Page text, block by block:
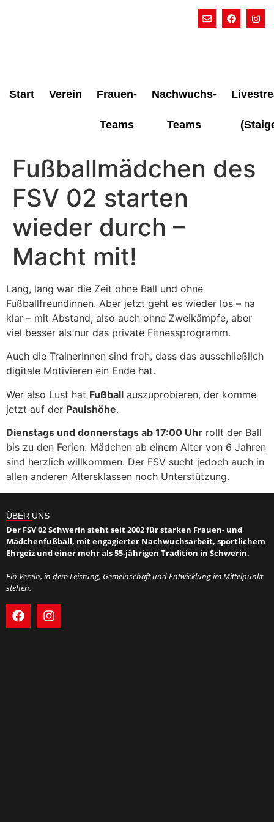
Start Verein Frauen-
Teams
Nachwuchs-
Teams
Fußballmädchen des
FSV 02 starten
wieder durch –
Macht mit!
Lang, lang war die Zeit ohne Ball und ohne
Fußballfreundinnen. Aber jetzt geht es wieder los – na
klar – mit Abstand, also auch ohne Zweikämpfe, aber
viel besser als nur das private Fitnessprogramm.
Auch die TrainerInnen sind froh, dass das ausschließlich
digitale Motivieren ein Ende hat.
Wer also Lust hat Fußball auszuprobieren, der komme
jetzt auf der Paulshöhe.
Dienstags und donnerstags ab 17:00 Uhr rollt der Ball
bis zu den Ferien. Mädchen ab einem Alter von 6 Jahren
sind herzlich willkommen. Der FSV sucht jedoch auch in
allen anderen Altersklassen noch Unterstützung.
ÜBER UNS
Der FSV 02 Schwerin steht seit 2002 für starken Frauen- und
Mädchenfußball, mit engagierter Nachwuchsarbeit, sportlichem
Ehrgeiz und einer mehr als 55-jährigen Tradition in Schwerin.
Ein Verein, in dem Leistung, Gemeinschaft und Entwicklung im Mittelpunkt
stehen.